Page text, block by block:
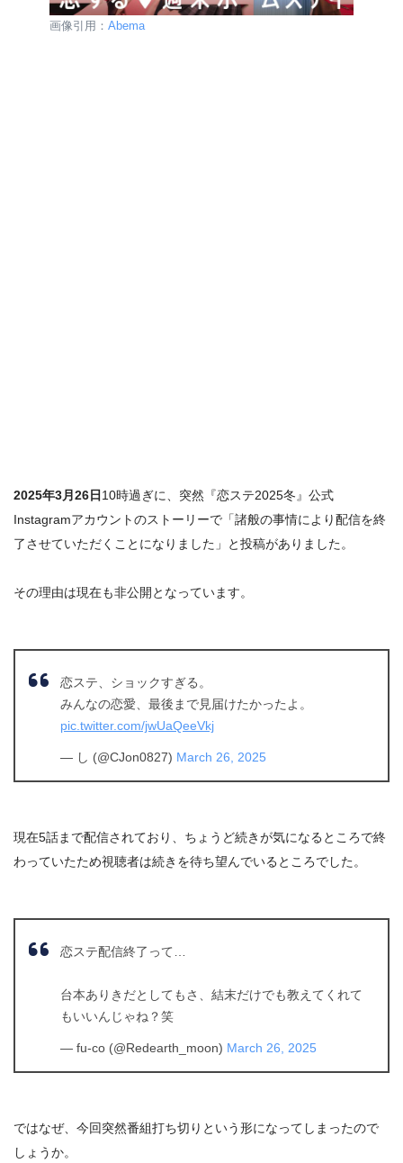
画像引用： Abema
2025年3月26日 10時過ぎに、突然『恋ステ2025冬』公式
Instagramアカウントのストーリーで「諸般の事情により配信を終
了させていただくことになりました」と投稿がありました。
その理由は現在も非公開 となっています。
恋ステ、ショックすぎる。
みんなの恋愛、最後まで見届けたかったよ。
pic.twitter.com/jwUaQeeVkj
— し (@CJon0827) March 26, 2025
現在5話まで配信されており、ちょうど続きが気になるところで終
わっていたため視聴者は続きを待ち望んでいるところでした。
恋ステ配信終了って…
台本ありきだとしてもさ、結末だけでも教えてくれて
もいいんじゃね？笑
— fu-co (@Redearth_moon) March 26, 2025
ではなぜ、今回突然番組打ち切りという形になってしまったので
しょうか。